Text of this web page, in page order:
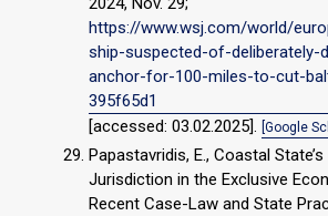
https://www.wsj.com/world/
ship-suspected-of-deliberately-
anchor-for-100-miles-to-cut-
395f65d1
[accessed: 03.02.2025]. [Google
Papastavridis, E., Coastal
Jurisdiction in the Exclusive
Recent Case-Law and State